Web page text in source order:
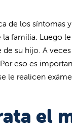
de los síntomas
familia. Luego
su hijo. A
eso es
le realicen
el